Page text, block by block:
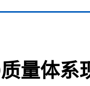
量体系